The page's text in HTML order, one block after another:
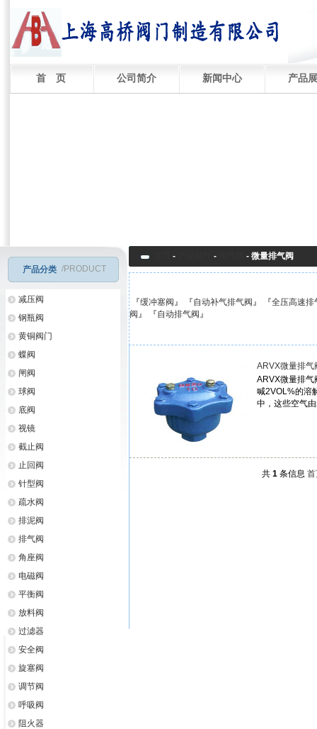
首 页 公司简介 新闻中心 产品
产品分类 /PRODUCT
减压阀
钢瓶阀
黄铜阀门
蝶阀
闸阀
球阀
底阀
视镜
截止阀
止回阀
针型阀
疏水阀
排泥阀
排气阀
角座阀
电磁阀
平衡阀
放料阀
过滤器
安全阀
旋塞阀
调节阀
呼吸阀
阻火器
- - - 微量排气阀
『缓冲塞阀 』 『自动补气排气阀 』 『全压高速排
阀 』 『自动排气阀 』
ARVX微量排气
ARVX微量排气
喊2VOL%的溶
中，这些空气
共 1 条信息